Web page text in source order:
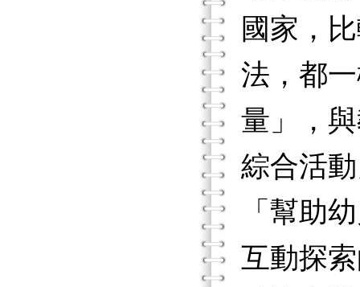
國家，
法，都
量」，
綜合活
「幫助
互動探